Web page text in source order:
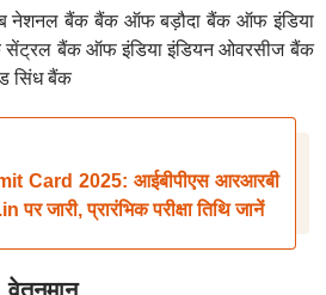
नेशनल बैंक बैंक ऑफ बड़ौदा बैंक ऑफ इंडिया
सेंट्रल बैंक ऑफ इंडिया इंडियन ओवरसीज बैंक
सिंध बैंक
Card 2025: आईबीपीएस आरआरबी
जारी, प्रारंभिक परीक्षा तिथि जानें